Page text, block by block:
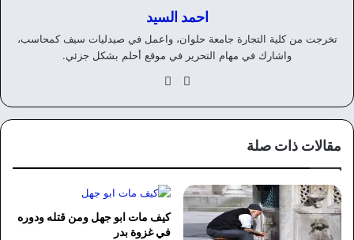
احمد السيد
تخرجت من كلية التجارة جامعة حلوان، واعمل في صيدليات سيف كمحاسب،
واشارك في مهام التحرير في موقع أحلم بشكل جزئي.
موق
الويوك
مقالات ذات صلة
كيف مات ابو جهل ومن قتله ودوره
في غزوة بدر